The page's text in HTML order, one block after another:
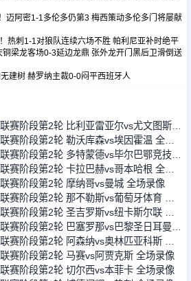
迈阿密1-1多伦多仍第3 梅西策动多伦多门将屡献
热刺1-1对狼队连续六场不胜 帕利尼亚补时绝平
梁龙客场0-3延边龙鼎 张外龙开门黑后卫滑倒送
建树 赫罗纳主裁0-0闷平西班牙人
赛阶段第2轮 摩纳哥vs曼城 全场录像
赛阶段第2轮 马赛vs阿贾克斯 全场录像
赛阶段第2轮 切尔西vs本菲卡 全场录像